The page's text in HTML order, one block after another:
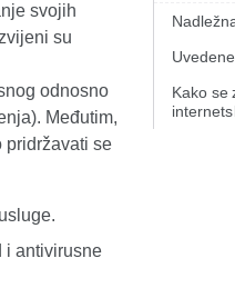
svojih
su
odnosno
Međutim,
pridržavati se
i antivirusne
Kako se